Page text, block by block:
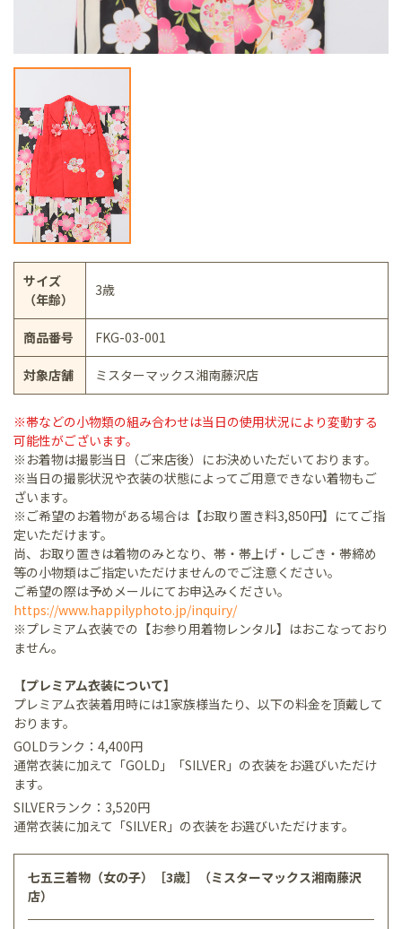
サイズ
（年齢）
3歳
商品番号 FKG-03-001
対象店舗 ミスターマックス湘南藤沢店
※帯などの小物類の組み合わせは当日の使用状況により変動する
可能性がございます。
※お着物は撮影当日（ご来店後）にお決めいただいております。
※当日の撮影状況や衣装の状態によってご用意できない着物もご
ざいます。
※ご希望のお着物がある場合は【お取り置き料3,850円】にてご指
定いただけます。
尚、お取り置きは着物のみとなり、帯・帯上げ・しごき・帯締め
等の小物類はご指定いただけませんのでご注意ください。
ご希望の際は予めメールにてお申込みください。
https://www.happilyphoto.jp/inquiry/
※プレミアム衣装での【お参り用着物レンタル】はおこなっており
ません。
【プレミアム衣装について】
プレミアム衣装着用時には1家族様当たり、以下の料金を頂戴して
おります。
GOLDランク：4,400円
通常衣装に加えて「GOLD」「SILVER」の衣装をお選びいただけ
ます。
SILVERランク：3,520円
通常衣装に加えて「SILVER」の衣装をお選びいただけます。
七五三着物（女の子）［3歳］（ミスターマックス湘南藤沢
店）